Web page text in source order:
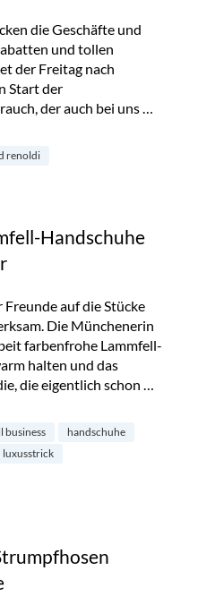
die Geschäfte und
und tollen
der Freitag nach
Start der
der auch bei uns …
im Belgischen Viertel“
renoldi
Handschuhe
auf die Stücke
Die Münchenerin
farbenfrohe Lammfell-
halten und das
die eigentlich schon …
von Michaela
business
handschuhe
luxusstrick